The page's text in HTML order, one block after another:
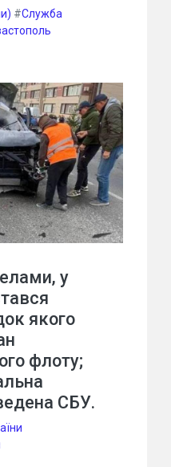
#Служба
у
якого
флоту;
СБУ.